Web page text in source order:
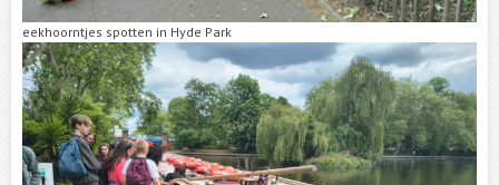
eekhoorntjes spotten in Hyde Park